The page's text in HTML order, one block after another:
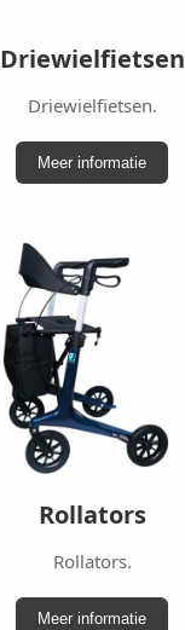
Driewielfietsen
Driewielfietsen.
Meer informatie
Rollators
Rollators.
Meer informatie